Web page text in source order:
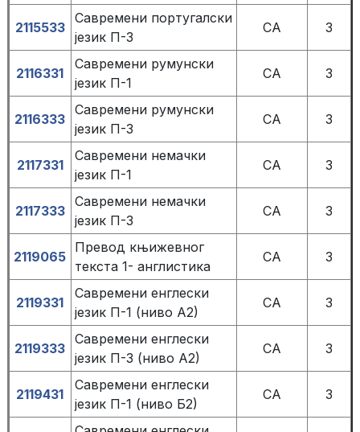
2115533
Савремени португалски
језик П-3
СА 3
2116331
Савремени румунски
језик П-1
СА 3
2116333
Савремени румунски
језик П-3
СА 3
2117331
Савремени немачки
језик П-1
СА 3
2117333
Савремени немачки
језик П-3
СА 3
2119065
Превод књижевног
текста 1- англистика
СА 3
2119331
Савремени енглески
језик П-1 (ниво А2)
СА 3
2119333
Савремени енглески
језик П-3 (ниво А2)
СА 3
2119431
Савремени енглески
језик П-1 (ниво Б2)
СА 3